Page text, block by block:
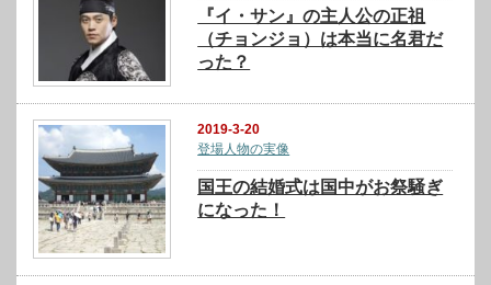
『イ・サン』の主人公の正祖
（チョンジョ）は本当に名君だ
った？
2019-3-20
登場人物の実像
国王の結婚式は国中がお祭騒ぎ
になった！